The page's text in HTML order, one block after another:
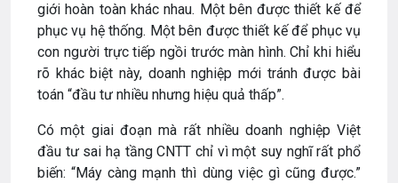
giới hoàn toàn khác nhau. Một bên được thiết kế để
phục vụ hệ thống. Một bên được thiết kế để phục vụ
con người trực tiếp ngồi trước màn hình. Chỉ khi hiểu
rõ khác biệt này, doanh nghiệp mới tránh được bài
toán “đầu tư nhiều nhưng hiệu quả thấp”.
Có một giai đoạn mà rất nhiều doanh nghiệp Việt
đầu tư sai hạ tầng CNTT chỉ vì một suy nghĩ rất phổ
biến: “Máy càng mạnh thì dùng việc gì cũng được.”